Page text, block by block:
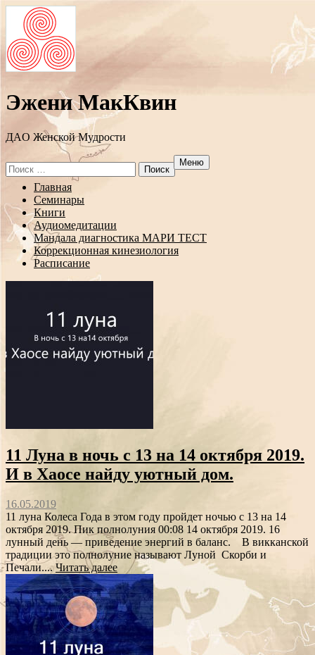
Эжени МакКвин
ДAO Женской Мудрости
Search
for:
Меню
Перейти
содержанию
Главная
Семинары
Книги
Аудиомедитации
Мандала диагностика МАРИ ТЕСТ
Коррекционная кинезиология
Расписание
11 Луна в ночь с 13 на 14 октября 2019.
И в Хаосе найду уютный дом.
16.05.2019
11 луна Колеса Года в этом году пройдет ночью с 13 на 14
октября 2019. Пик полнолуния 00:08 14 октября 2019. 16
лунный день — приведение энергий в баланс. В викканской
традиции это полнолуние называют Луной Скорби и
Печали....Читать далее